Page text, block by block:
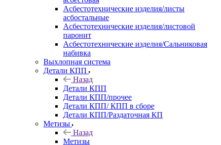
Асбестотехнические изделия/листы
асбостальные
Асбестотехнические изделия/листовой
паронит
Асбестотехнические изделия/Сальниковая
набивка
Выхлопная система
Детали КПП
Назад
Детали КПП
Детали КПП/прочее
Детали КПП/ КПП в сборе
Детали КПП/Раздаточная КП
Метизы
Назад
Метизы